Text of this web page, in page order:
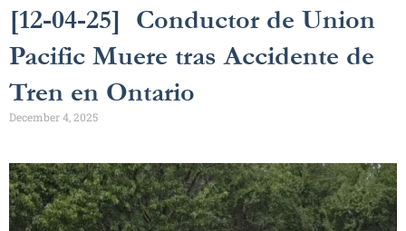
[12-04-25] Conductor de Union
Pacific Muere tras Accidente de
Tren en Ontario
December 4, 2025